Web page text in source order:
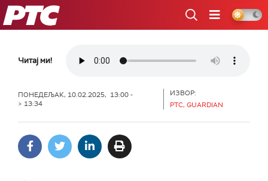
РТС
Читај ми!
ПОНЕДЕЉАК, 10.02.2025, 13:00 -
> 13:34
ИЗВОР:
РТС, GUARDIAN